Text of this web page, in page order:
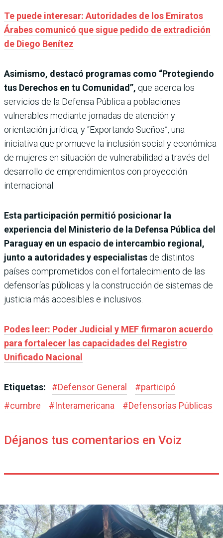
Te puede interesar: Autoridades de los Emiratos
Árabes comunicó que sigue pedido de extradición
de Diego Benítez
Asimismo, destacó programas como “Protegiendo
tus Derechos en tu Comunidad”, que acerca los
servicios de la Defensa Pública a poblaciones
vulnerables mediante jornadas de atención y
orientación jurídica, y “Exportando Sueños”, una
iniciativa que promueve la inclusión social y económica
de mujeres en situación de vulnerabilidad a través del
desarrollo de emprendimientos con proyección
internacional.
Esta participación permitió posicionar la
experiencia del Ministerio de la Defensa Pública del
Paraguay en un espacio de intercambio regional,
junto a autoridades y especialistas de distintos
países comprometidos con el fortalecimiento de las
defensorías públicas y la construcción de sistemas de
justicia más accesibles e inclusivos.
Podes leer: Poder Judicial y MEF firmaron acuerdo
para fortalecer las capacidades del Registro
Unificado Nacional
Etiquetas: #Defensor General #participó
#cumbre #Interamericana #Defensorías Públicas
Déjanos tus comentarios en Voiz